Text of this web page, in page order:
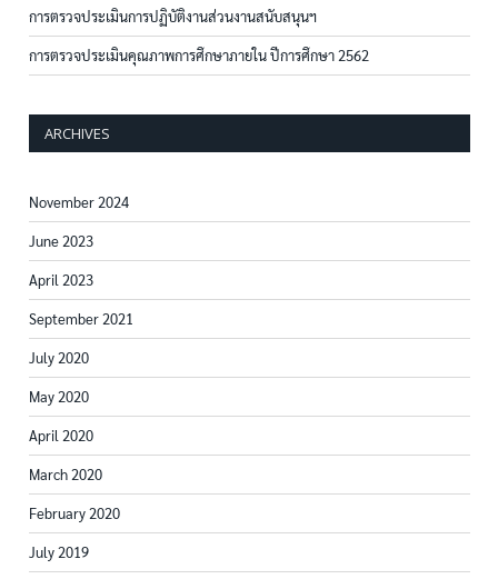
การตรวจประเมินการปฏิบัติงานส่วนงานสนับสนุนฯ
การตรวจประเมินคุณภาพการศึกษาภายใน ปีการศึกษา 2562
ARCHIVES
November 2024
June 2023
April 2023
September 2021
July 2020
May 2020
April 2020
March 2020
February 2020
July 2019